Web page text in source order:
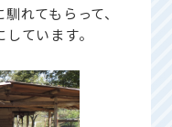
れてもらって、
ています。